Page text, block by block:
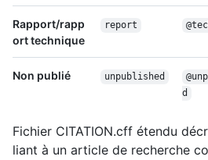
Rapport/rapp
ort technique
report
Non publié unpublished
d
Fichier CITATION.cff étendu
liant à un article de recherche